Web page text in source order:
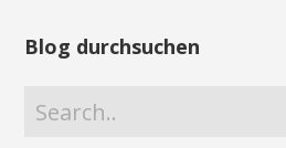
Blog durchsuchen